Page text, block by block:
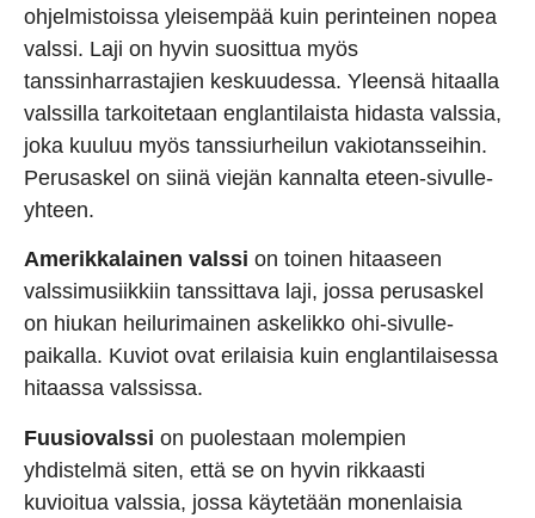
ohjelmistoissa yleisempää kuin perinteinen nopea
valssi. Laji on hyvin suosittua myös
tanssinharrastajien keskuudessa. Yleensä hitaalla
valssilla tarkoitetaan englantilaista hidasta valssia,
joka kuuluu myös tanssiurheilun vakiotansseihin.
Perusaskel on siinä viejän kannalta eteen-sivulle-
yhteen.
Amerikkalainen valssi on toinen hitaaseen
valssimusiikkiin tanssittava laji, jossa perusaskel
on hiukan heilurimainen askelikko ohi-sivulle-
paikalla. Kuviot ovat erilaisia kuin englantilaisessa
hitaassa valssissa.
Fuusiovalssi on puolestaan molempien
yhdistelmä siten, että se on hyvin rikkaasti
kuvioitua valssia, jossa käytetään monenlaisia